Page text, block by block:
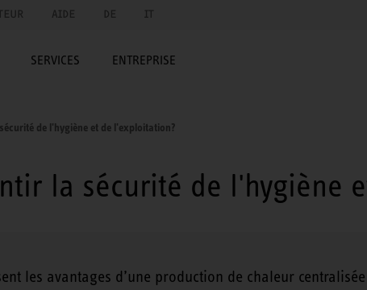
AIDE DE IT
SERVICES ENTREPRISE
de l'hygiène et de l'exploitation?
la sécurité de l'hygiène
les avantages d’une production de chaleur